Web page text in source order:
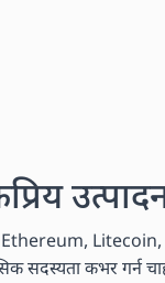
Ethereum,
सदस्यता कभर